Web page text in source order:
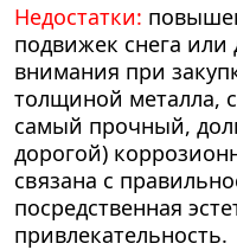
Недостатки:
подвижек снега или
внимания при
толщиной металла,
самый прочный,
дорогой)
связана с
посредственная
привлекательность.